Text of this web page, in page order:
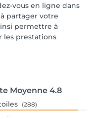
vous en ligne dans
partager votre
permettre à
les prestations
Moyenne 4.8
(288)